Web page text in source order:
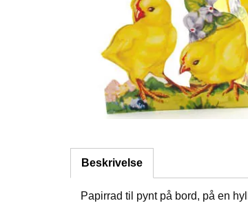
Beskrivelse
Papirrad til pynt på bord, på en